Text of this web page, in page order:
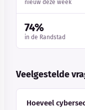
nieuw deze week
74%
in de Randstad
Veelgestelde
Hoeveel